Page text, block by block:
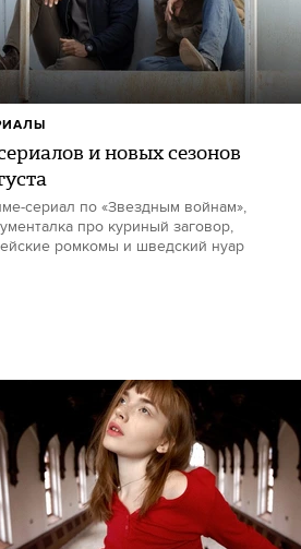
и новых сезонов
сериал по «Звездным войнам»,
про куриный заговор,
ромкомы и шведский нуар